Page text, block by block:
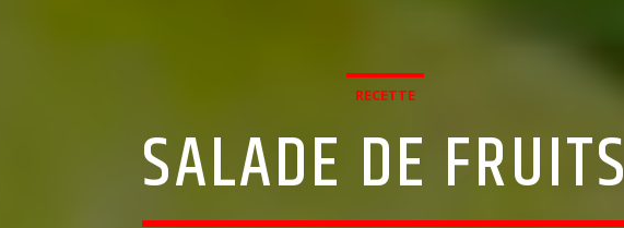
RECETTE
SALADE DE FRUITS